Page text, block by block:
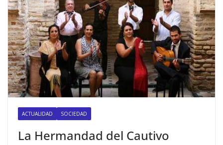
ACTUALIDAD SOCIEDAD
La Hermandad del Cautivo